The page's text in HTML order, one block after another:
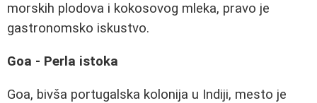
morskih plodova i kokosovog mleka, pravo je
gastronomsko iskustvo.
Goa - Perla istoka
Goa, bivša portugalska kolonija u Indiji, mesto je